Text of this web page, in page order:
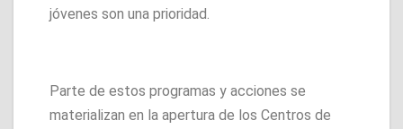
jóvenes son una prioridad.
Parte de estos programas y acciones se
materializan en la apertura de los Centros de